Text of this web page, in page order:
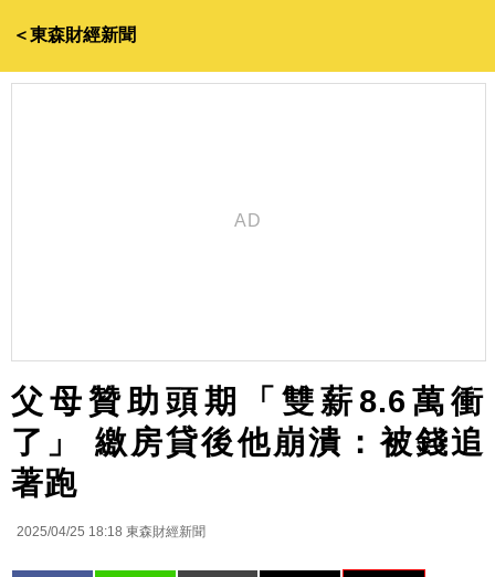
＜東森財經新聞
父母贊助頭期「雙薪8.6萬衝
了」 繳房貸後他崩潰：被錢追
著跑
2025/04/25 18:18 東森財經新聞